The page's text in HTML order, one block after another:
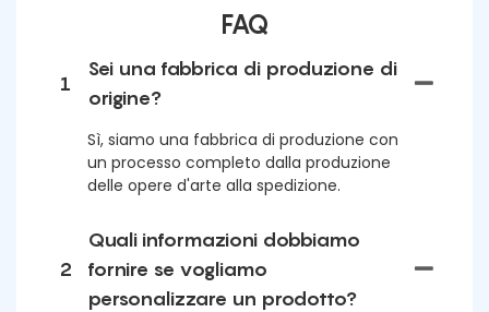
FAQ
1
Sei una fabbrica di produzione di
origine?
Sì, siamo una fabbrica di produzione con
un processo completo dalla produzione
delle opere d'arte alla spedizione.
2
Quali informazioni dobbiamo
fornire se vogliamo
personalizzare un prodotto?